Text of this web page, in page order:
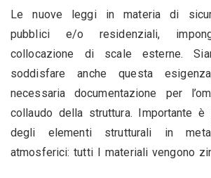
Le nuove leggi in materia di
pubblici e/o residenziali,
collocazione di scale esterne.
soddisfare anche questa
necessaria documentazione per
collaudo della struttura. Importante
degli elementi strutturali in
atmosferici: tutti I materiali vengono